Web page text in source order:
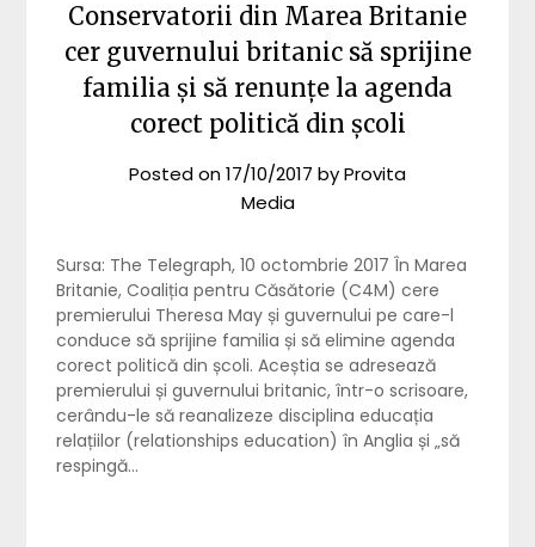
Conservatorii din Marea Britanie
cer guvernului britanic să sprijine
familia și să renunțe la agenda
corect politică din școli
Posted on17/10/2017 byProvita
Media
Sursa: The Telegraph, 10 octombrie 2017 În Marea
Britanie, Coaliția pentru Căsătorie (C4M) cere
premierului Theresa May și guvernului pe care-l
conduce să sprijine familia și să elimine agenda
corect politică din școli. Aceștia se adresează
premierului și guvernului britanic, într-o scrisoare,
cerându-le să reanalizeze disciplina educația
relațiilor (relationships education) în Anglia și „să
respingă…